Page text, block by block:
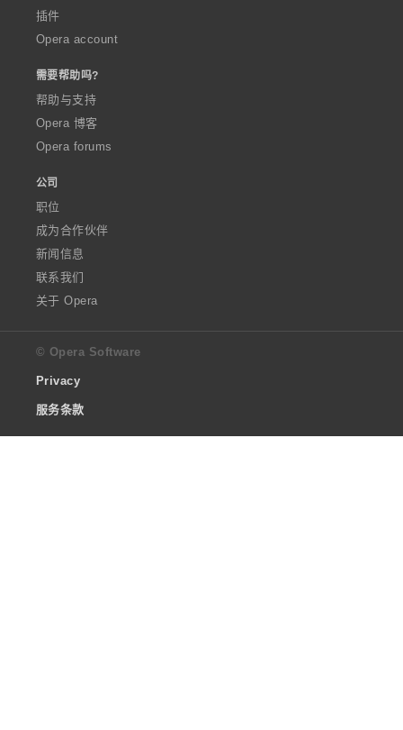
插件
Opera account
需要帮助吗?
帮助与支持
Opera 博客
Opera forums
公司
职位
成为合作伙伴
新闻信息
联系我们
关于 Opera
© Opera Software
Privacy
服务条款